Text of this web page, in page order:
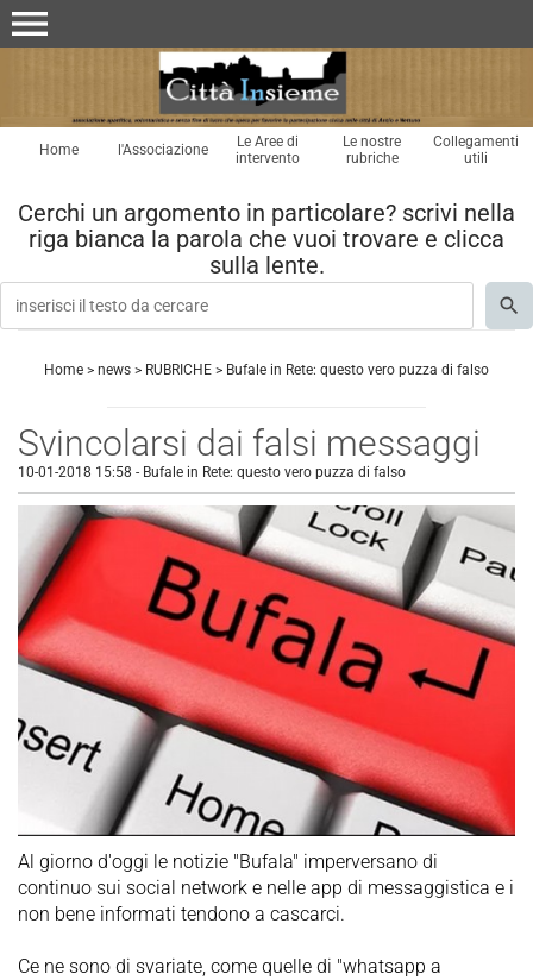
menu
Home l'Associazione
Le Aree di
intervento
Le nostre
rubriche
Collegamenti
utili
Cerchi un argomento in particolare? scrivi nella
riga bianca la parola che vuoi trovare e clicca
sulla lente.
Home > news > RUBRICHE > Bufale in Rete: questo vero puzza di falso
Svincolarsi dai falsi messaggi
10-01-2018 15:58 - Bufale in Rete: questo vero puzza di falso
Al giorno d'oggi le notizie "Bufala" imperversano di
continuo sui social network e nelle app di messaggistica e i
non bene informati tendono a cascarci.
Ce ne sono di svariate, come quelle di "whatsapp a